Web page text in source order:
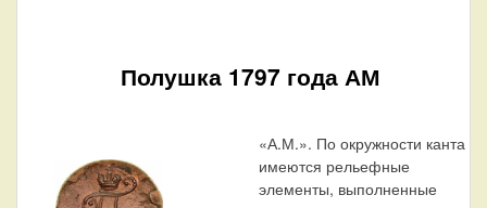
Полушка 1797 года АМ
«А.М.». По окружности канта
имеются рельефные
элементы, выполненные